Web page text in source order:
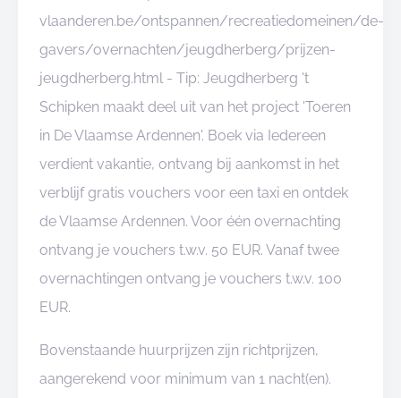
vlaanderen.be/ontspannen/recreatiedomeinen/de-
gavers/overnachten/jeugdherberg/prijzen-
jeugdherberg.html - Tip: Jeugdherberg 't
Schipken maakt deel uit van het project 'Toeren
in De Vlaamse Ardennen'. Boek via Iedereen
verdient vakantie, ontvang bij aankomst in het
verblijf gratis vouchers voor een taxi en ontdek
de Vlaamse Ardennen. Voor één overnachting
ontvang je vouchers t.w.v. 50 EUR. Vanaf twee
overnachtingen ontvang je vouchers t.w.v. 100
EUR.
Bovenstaande huurprijzen zijn richtprijzen,
aangerekend voor minimum van 1 nacht(en).